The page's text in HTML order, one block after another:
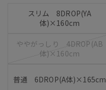
スリム 8DROP(YA
体)×160cm
ややがっしり 4DROP(AB
体)×160cm
普通 6DROP(A体)×165cm